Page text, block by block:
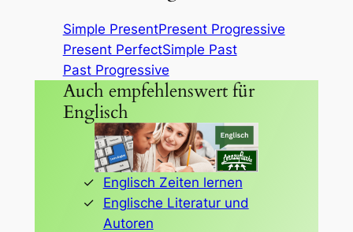
Simple PresentPresent Progressive
Present PerfectSimple Past
Past Progressive
Auch empfehlenswert für
Englisch
Englisch Zeiten lernen
Englische Literatur und
Autoren